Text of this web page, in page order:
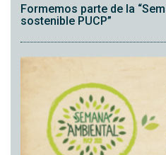
Formemos parte de la
sostenible PUCP”